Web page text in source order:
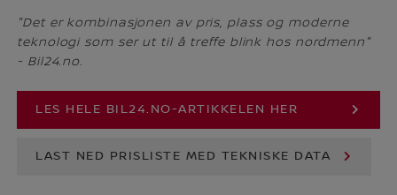
"Det er kombinasjonen av pris, plass og moderne
teknologi som ser ut til å treffe blink hos nordmenn"
- Bil24.no.
LES HELE BIL24.NO-ARTIKKELEN HER
LAST NED PRISLISTE MED TEKNISKE DATA